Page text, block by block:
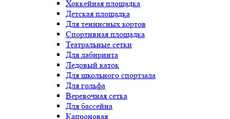
Хоккейная площадка
Детская площадка
Для теннисных кортов
Спортивная площадка
Театральные сетки
Для лабиринта
Ледовый каток
Для школьного спортзала
Для гольфа
Веревочная сетка
Для бассейна
Капроновая